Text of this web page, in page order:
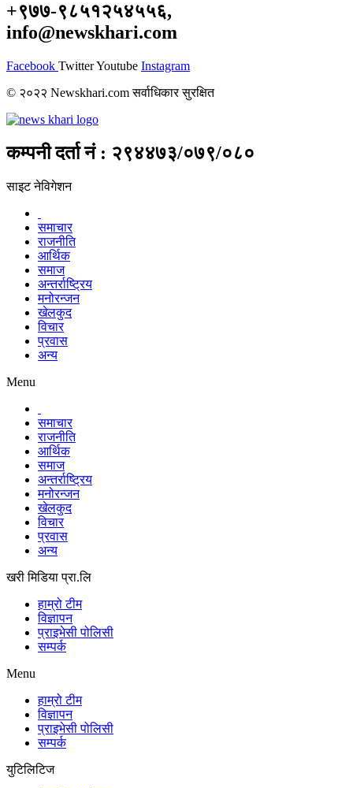
+९७७-९८५१२५४५५६,
info@newskhari.com
Facebook TwitterYoutube Instagram
© २०२२ Newskhari.com सर्वाधिकार सुरक्षित
कम्पनी दर्ता नं : २९४४७३/०७९/०८०
साइट नेविगेशन
समाचार
राजनीति
आर्थिक
समाज
अन्तर्राष्ट्रिय
मनोरन्जन
खेलकुद
विचार
प्रवास
अन्य
Menu
समाचार
राजनीति
आर्थिक
समाज
अन्तर्राष्ट्रिय
मनोरन्जन
खेलकुद
विचार
प्रवास
अन्य
खरी मिडिया प्रा.लि
हाम्रो टीम
विज्ञापन
प्राइभेसी पोलिसी
सम्पर्क
Menu
हाम्रो टीम
विज्ञापन
प्राइभेसी पोलिसी
सम्पर्क
युटिलिटिज